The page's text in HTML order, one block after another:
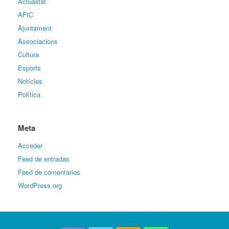
AFIC
Ajuntament
Associacions
Cultura
Esports
Notícies
Política
Meta
Acceder
Feed de entradas
Feed de comentarios
WordPress.org